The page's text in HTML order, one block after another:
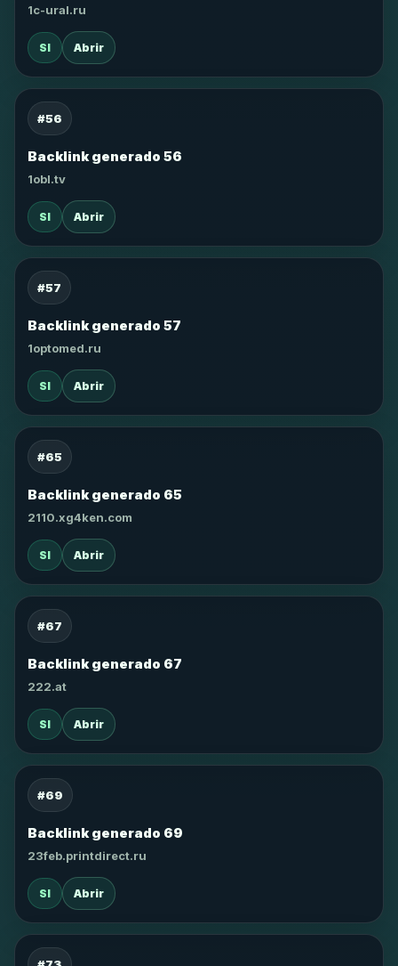
1c-ural.ru
SI Abrir
#56
Backlink generado 56
1obl.tv
SI Abrir
#57
Backlink generado 57
1optomed.ru
SI Abrir
#65
Backlink generado 65
2110.xg4ken.com
SI Abrir
#67
Backlink generado 67
222.at
SI Abrir
#69
Backlink generado 69
23feb.printdirect.ru
SI Abrir